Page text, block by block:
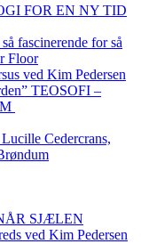
FOR EN NY TID
fascinerende for så
Floor
ved Kim Pedersen
TEOSOFI –
Cedercrans,
SJÆLEN
ved Kim Pedersen